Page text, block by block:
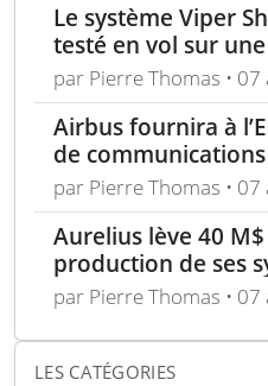
Le système Viper
testé en vol sur
Edwards AFB
par Pierre Thomas •
Airbus fournira à
de
NG-III
par Pierre Thomas •
Aurelius lève 40
production de ses
drones
par Pierre Thomas •
LES CATÉGORIES